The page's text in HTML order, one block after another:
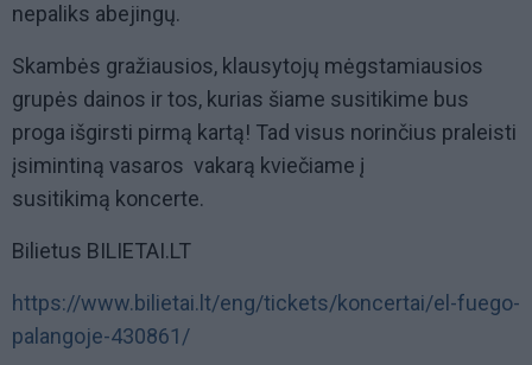
nepaliks abejingų.
Skambės gražiausios, klausytojų mėgstamiausios
grupės dainos ir tos, kurias šiame susitikime bus
proga išgirsti pirmą kartą! Tad visus norinčius praleisti
įsimintiną vasaros vakarą kviečiame į
susitikimą koncerte.
Bilietus BILIETAI.LT
https://www.bilietai.lt/eng/tickets/koncertai/el-fuego-
palangoje-430861/